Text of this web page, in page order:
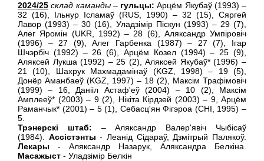
2024/25 склад каманды– гульцы:Арцём Якубаў (1993) –
32 (16), Ільнур Ісламаў (RUS, 1990) – 32 (15), Сяргей
Лавор (1993) – 30 (16), Уладзiмiр Пiскун (1993) – 29 (7),
Алег Яромiн (UKR, 1992) – 28 (6), Аляксандр Умпіровіч
(1996) – 27 (9), Алег Гарбенка (1987) – 27 (7), Ігар
Шчэрбіч (1992) – 26 (6), Арцём Козел (1994) – 25 (9),
Аляксей Лукша (1992) – 25 (2), Аляксей Якубаў* (1996) –
21 (10), Шахрук Махмадамiнаў (KGZ, 1998) – 19 (5),
Донёр Аманбаеў (KGZ, 1997) – 18 (2), Максім Трафімовіч
(1999) – 16, Данiiл Астаф'еў (2004) – 10 (2), Максiм
Амплееў* (2003) – 9 (2), Нiкiта Кiрдзей (2003) – 9, Арцём
Раманчык* (2001) – 5 (1), Себасц'ян Фiгэроа (CHI, 1995) –
5.
Трэнерскі штаб: – Аляксандр Валер'явiч Чыбісаў
(1984). Ассiстэнты - Леанiд Сiдараў, Дзмітрый Палякоў.
Лекары - Аляксандр Назарук, Аляксандра Белкiна.
Масажыст - Уладзiмiр Белкiн